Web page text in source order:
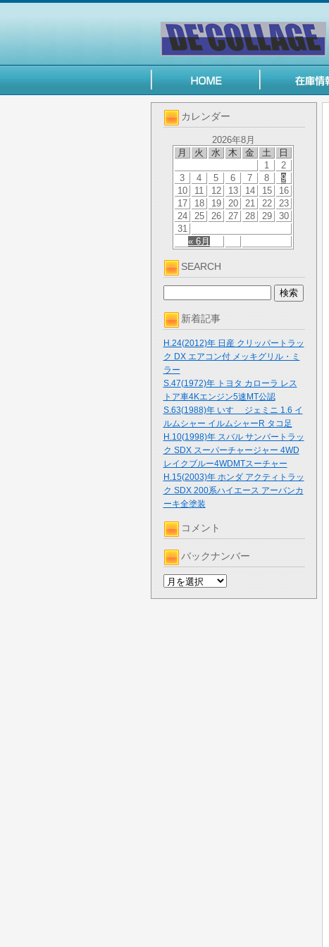
カレンダー
2026年8月
月
火 水 木 金 土 日
« 6月
1
2
3
4 5 6 7 8
9
10
11 12 13 14 15
16
17
18 19 20 21 22
23
24
25 26 27 28 29
30
31
SEARCH
新着記事
H.24(2012)年 日産 クリッパートラッ
ク DX エアコン付 メッキグリル・ミ
ラー
S.47(1972)年 トヨタ カローラ レス
トア車4Kエンジン5速MT公認
S.63(1988)年 いすゞ ジェミニ 1.6 イ
ルムシャー イルムシャーR タコ足
H.10(1998)年 スバル サンバートラッ
ク SDX スーパーチャージャー 4WD
レイクブルー4WDMTスーチャー
H.15(2003)年 ホンダ アクティトラッ
ク SDX 200系ハイエース アーバンカ
ーキ全塗装
コメント
バックナンバー